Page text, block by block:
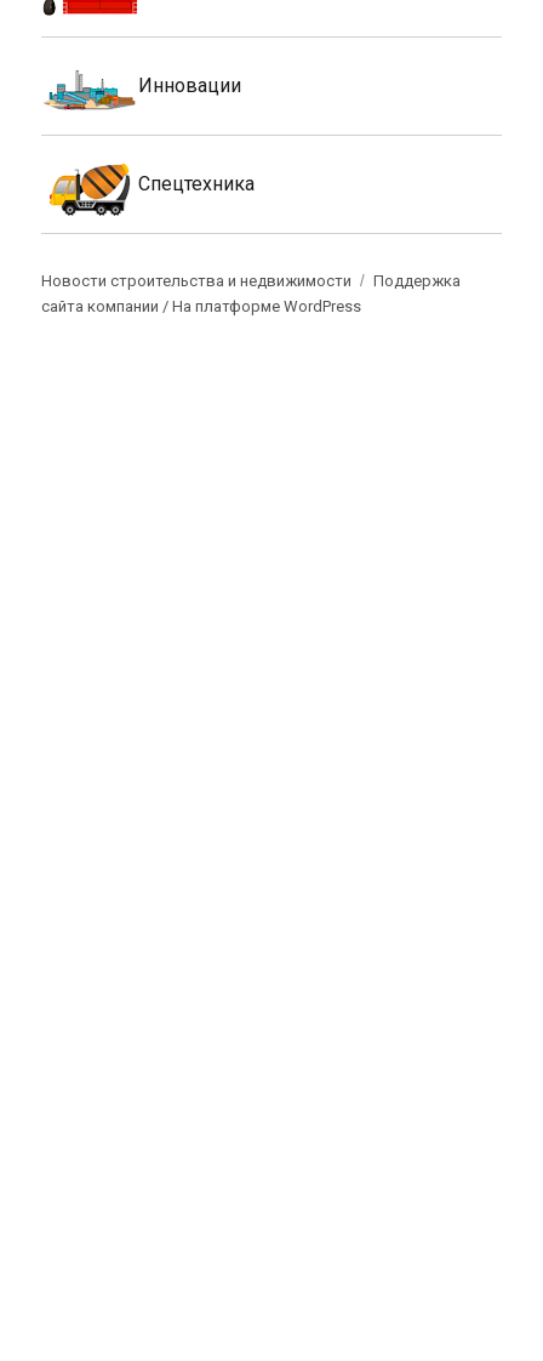
Инновации
Спецтехника
Новости строительства и недвижимости
Поддержка
сайта компании /На платформе WordPress